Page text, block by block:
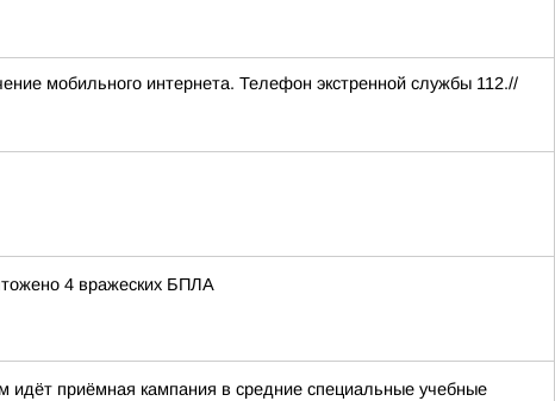
мобильного интернета. Телефон экстренной службы 112.//
4 вражеских БПЛА
приёмная кампания в средние специальные учебные